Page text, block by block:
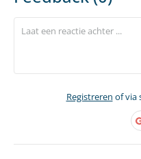
Registreren of via